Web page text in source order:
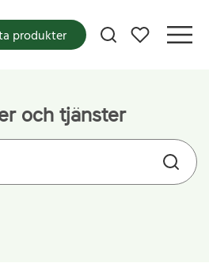
Mina favoriter
produkter
och tjänster